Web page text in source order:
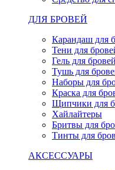
ДЛЯ БРОВЕЙ
Карандаш для
Тени для
Гель для бровей
Тушь для
Наборы для
Краска для
Щипчики для
Хайлайтеры
Бритвы для
Тинты для
АКСЕССУАРЫ